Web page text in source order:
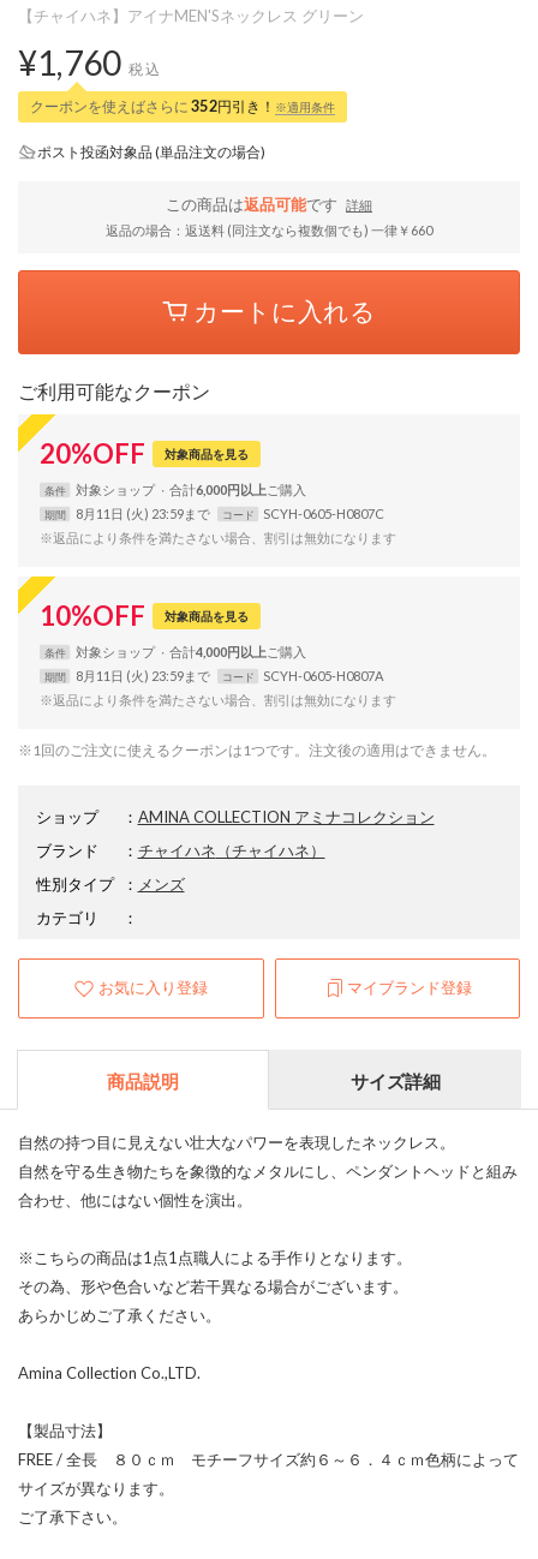
【チャイハネ】アイナMEN'Sネックレス グリーン
¥1,760 税込
クーポンを使えばさらに 352円引き！ ※適用条件
ポスト投函対象品 (単品注文の場合)
この商品は返品可能です
詳細
返品の場合：返送料 (同注文なら複数個でも) 一律￥660
カートに入れる
ご利用可能なクーポン
20%OFF 対象商品を見る
条件 対象ショップ 合計6,000円以上
期間 8月11日 (火) 23:59まで コード
SCYH-0605-H0807C
※返品により条件を満たさない場合、割引は無効になります
10%OFF 対象商品を見る
条件 対象ショップ 合計4,000円以上
期間 8月11日 (火) 23:59まで コード
SCYH-0605-H0807A
※返品により条件を満たさない場合、割引は無効になります
※1回のご注文に使えるクーポンは1つです。注文後の適用はできません。
ショップ ： AMINA COLLECTION アミナコレクション
ブランド
： チャイハネ （チャイハネ）
性別タイプ
： メンズ
カテゴリ
：
お気に入り登録 マイブランド登録
商品説明 サイズ詳細
自然の持つ目に見えない壮大なパワーを表現したネックレス。
自然を守る生き物たちを象徴的なメタルにし、ペンダントヘッドと組み
合わせ、他にはない個性を演出。
※こちらの商品は1点1点職人による手作りとなります。
その為、形や色合いなど若干異なる場合がございます。
あらかじめご了承ください。
Amina Collection Co.,LTD.
【製品寸法】
FREE / 全長 ８０ｃｍ モチーフサイズ約６～６．４ｃｍ色柄によって
サイズが異なります。
ご了承下さい。